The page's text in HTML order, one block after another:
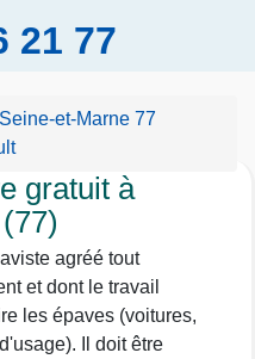
21 77
Seine-et-Marne 77
gratuit à
agréé tout
et dont le travail
les épaves (voitures,
Il doit être